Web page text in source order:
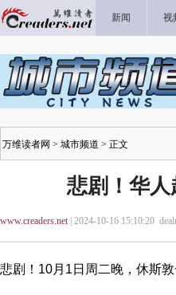
新闻 视
万维读者网 > 城市频道 > 正文
悲剧！华
www.creaders.net| 2024-10-16 15:10:20
悲剧！10月1日周二晚，休斯